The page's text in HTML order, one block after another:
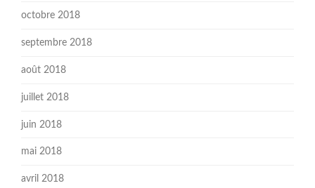
octobre 2018
septembre 2018
août 2018
juillet 2018
juin 2018
mai 2018
avril 2018